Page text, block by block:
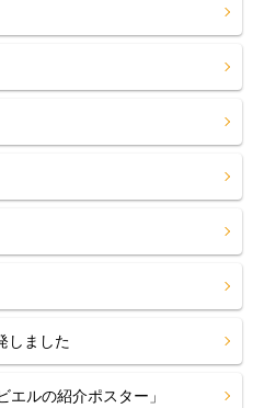
しました
エルの紹介ポスター」